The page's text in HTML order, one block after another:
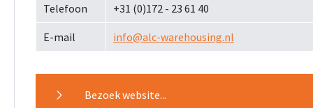
Telefoon +31 (0)172 - 23 61 40
E-mail info@alc-warehousing.nl
Bezoek website...